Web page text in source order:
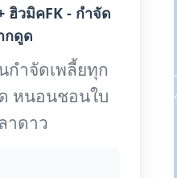
ฮิวมิคFK - กำจัด
กดูด
กำจัดเพลี้ยทุก
หนอนชอนใบ
าดาว